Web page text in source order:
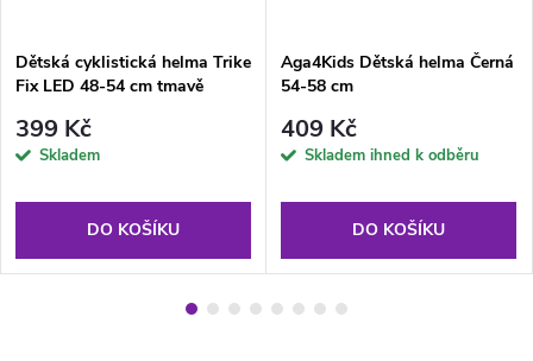
Dětská cyklistická helma Trike
Fix LED 48-54 cm tmavě
399 Kč
Skladem
DO KOŠÍKU
Aga4Kids Dětská helma Černá
54-58 cm
409 Kč
Skladem ihned k odběru
DO KOŠÍKU